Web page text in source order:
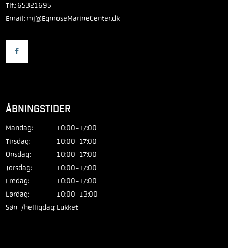
Tlf.: 65321695
Email: mj@EgmoseMarineCenter.dk
ÅBNINGSTIDER
Mandag:
10:00-17:00
Tirsdag:
10:00-17:00
Onsdag:
10:00-17:00
Torsdag:
10:00-17:00
Fredag:
10:00-17:00
Lørdag:
10:00-13:00
Søn-/helligdag:Lukket